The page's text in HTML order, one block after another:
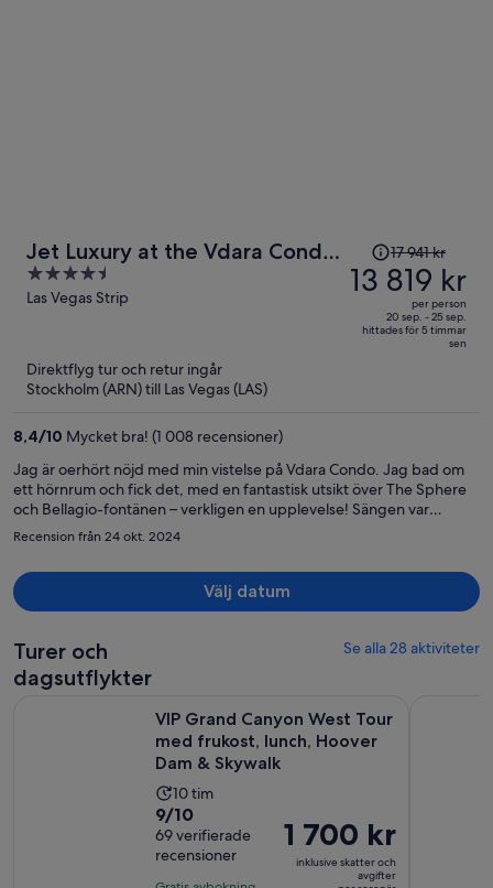
Jet Luxury at the Vdara Condo
Hotel
4.5
out
Las Vegas Strip
Priset
var
17 941 kr
är
17 941 kr
13 819 kr
per person
20 sep. - 25 sep.
hittades för 5 timmar
sen
Direktflyg tur och retur ingår
Stockholm (ARN) till Las Vegas (LAS)
8,4/10 Mycket bra! (1 008 recensioner)
Jag är oerhört nöjd med min vistelse på Vdara Condo. Jag bad om
ett hörnrum och fick det, med en fantastisk utsikt över The Sphere
och Bellagio-fontänen – verkligen en upplevelse! Sängen var
extremt bekväm, och det var skönt att ha både tvättmaskin och ett
ett hotell utan röklukt och casinon precis runt hörnet, men de var
ändå lättillgängliga via en kort promenad, både utomhus och
genom inomhusgångar. Det var också toppen att ha tillgång till
och även om de sa att städning inte skulle ingå, kom de ändå och
bäddade sängarna – en trevlig överraskning. Det enda lilla minuset
var att man behövde be om vattenkokare, tallrikar och bestick vid
Sammanfattningsvis är jag otroligt nöjd med min vistelse!
Recension från 24 okt. 2024
Välj datum
Turer och
dagsutflykter
Se alla 28 aktiviteter
VIP Grand Canyon West Tour
med frukost, lunch, Hoover
Dam & Skywalk
Aktivitetens
längd
är
10
10 tim
9.0
av
10
9/10
69 verifierade
recensioner
Priset
är
1 700 kr
1 700 kr
inklusive skatter och
avgifter